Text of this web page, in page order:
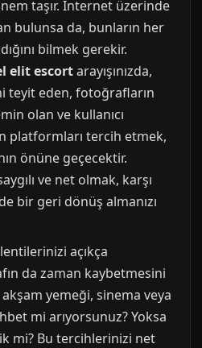
taşır. İnternet üzerinde
bulunsa da, bunların her
bilmek gerekir.
elit escortarayışınızda,
teyit eden, fotoğrafların
olan ve kullanıcı
platformları tercih etmek,
önüne geçecektir.
ve net olmak, karşı
bir geri dönüş almanızı
açıkça
da zaman kaybetmesini
yemeği, sinema veya
mi arıyorsunuz? Yoksa
mi? Bu tercihlerinizi net